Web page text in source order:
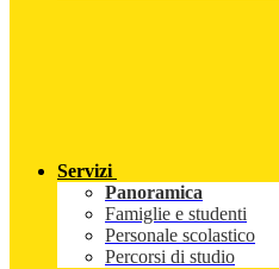
Servizi
Panoramica
Famiglie e studenti
Personale scolastico
Percorsi di studio